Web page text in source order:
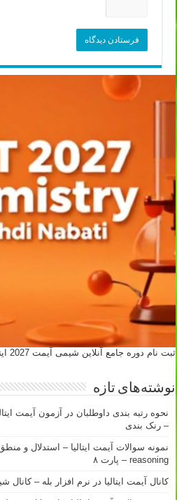
ثبت نام دوره جامع آنلاین شیمی آیمت 2027 ایتالیا - استاد مهدی نباتی
نوشته‌های تازه
– رنک بندی
reasoning – پارت ۸
کانال آیمت ایتالیا در نرم افزار بله –